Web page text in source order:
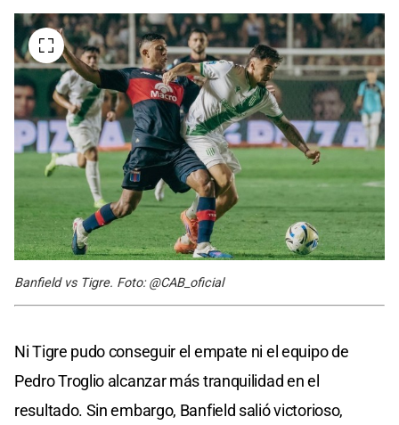
Banfield vs Tigre. Foto: @CAB_oficial
Ni Tigre pudo conseguir el empate ni el equipo de
Pedro Troglio alcanzar más tranquilidad en el
resultado. Sin embargo, Banfield salió victorioso,